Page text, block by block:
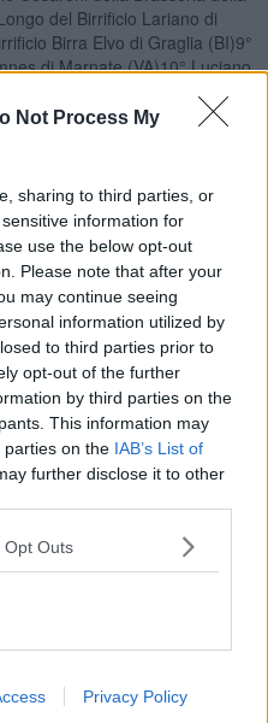
Not Process My
sharing to third parties, or
information for
use the below opt-out
Please note that after your
may continue seeing
information utilized by
to third parties prior to
opt-out of the further
by third parties on the
This information may
parties on the IAB’s List of
further disclose it to other
Opt Outs
Privacy Policy
del Birrificio Lariano di
Birra Elvo di Graglia (BI)9°
di Marnate (VA)10° Luciano
(UD)12° Agostino Arioli del
(CO)13° Alessio Selvaggio del
Recchiuti del birrificio
Salaorni del birrificio Birra
(VR)17° Marco Ruffa del
Alessio Gatti del birrificio
Meola e Luca Maestrini del
Giorgio Masio del birrificio
2019
Brewing di Faicchio
Siemàn di Villaga (VI)3° Davide
De’ Pecchi (MI)4° Angelo
Grotte (BA)5° Mauro